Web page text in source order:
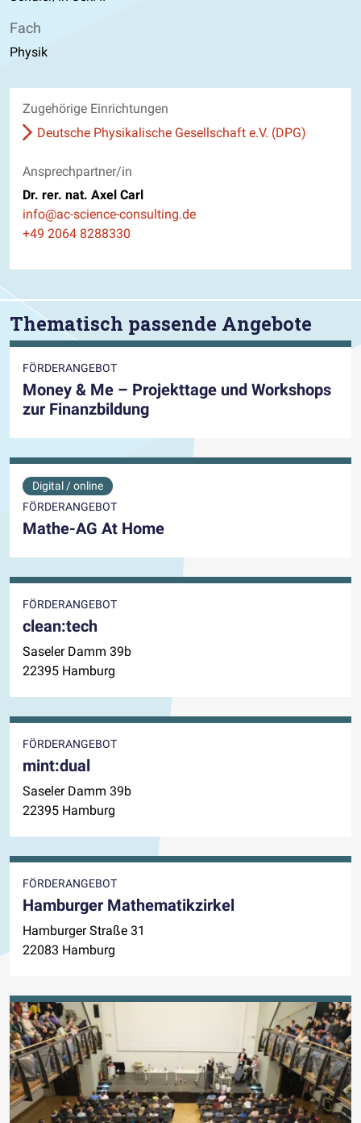
Fach
Physik
Zugehörige Einrichtungen
Deutsche Physikalische Gesellschaft e.V. (DPG)
Ansprechpartner/in
Dr. rer. nat. Axel Carl
E-Mail
info@ac-science-consulting.de
Telefon
+49 2064 8288330
Thematisch passende Angebote
FÖRDERANGEBOT
Money & Me – Projekttage und Workshops
zur Finanzbildung
Digital / online
FÖRDERANGEBOT
Mathe-AG At Home
FÖRDERANGEBOT
clean:tech
Saseler Damm 39b
22395 Hamburg
FÖRDERANGEBOT
mint:dual
Saseler Damm 39b
22395 Hamburg
FÖRDERANGEBOT
Hamburger Mathematikzirkel
Hamburger Straße 31
22083 Hamburg